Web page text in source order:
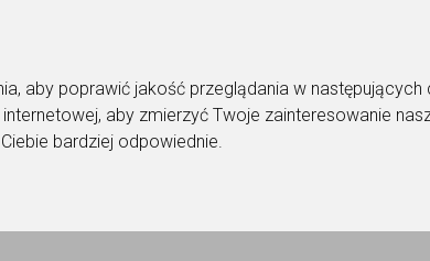
aby poprawić jakość przeglądania w
, aby zmierzyć Twoje zainteresowanie
bardziej odpowiednie.